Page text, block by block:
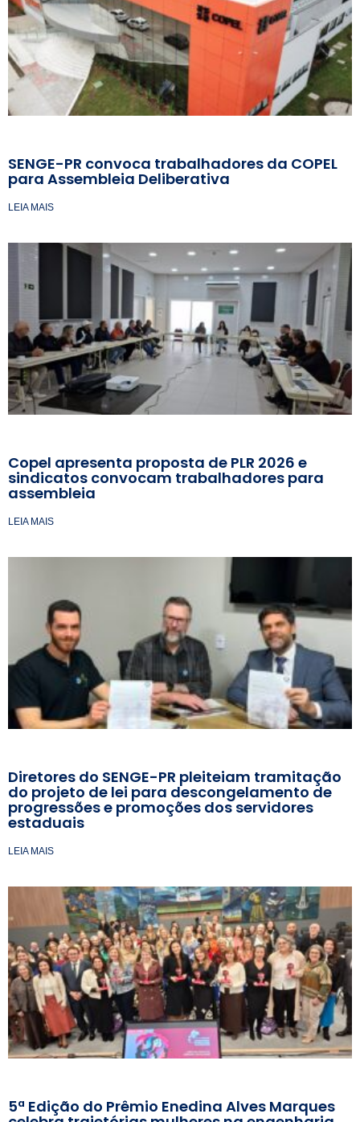
SENGE-PR convoca trabalhadores da COPEL
para Assembleia Deliberativa
LEIA MAIS
Copel apresenta proposta de PLR 2026 e
sindicatos convocam trabalhadores para
assembleia
LEIA MAIS
Diretores do SENGE-PR pleiteiam tramitação
do projeto de lei para descongelamento de
progressões e promoções dos servidores
estaduais
LEIA MAIS
5ª Edição do Prêmio Enedina Alves Marques